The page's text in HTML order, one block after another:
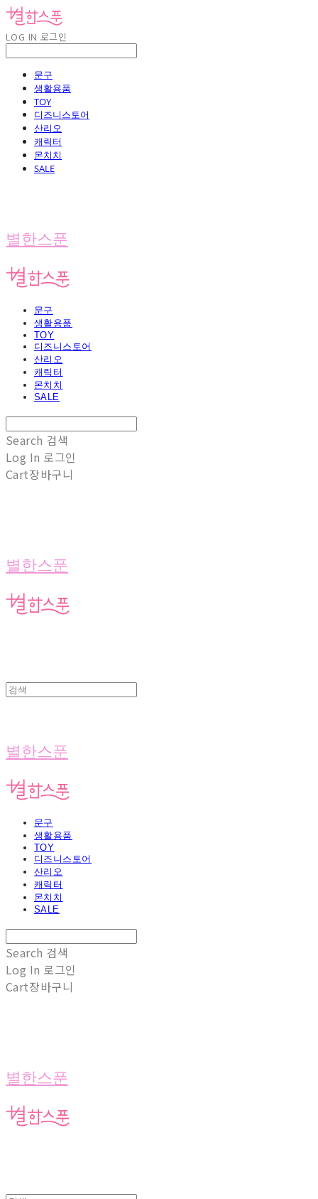
LOG IN 로그인
문구
생활용품
TOY
디즈니스토어
산리오
캐릭터
몬치치
SALE
별한스푼
문구
생활용품
TOY
디즈니스토어
산리오
캐릭터
몬치치
SALE
Search 검색
Log In 로그인
Cart장바구니
별한스푼
별한스푼
문구
생활용품
TOY
디즈니스토어
산리오
캐릭터
몬치치
SALE
Search 검색
Log In 로그인
Cart장바구니
별한스푼